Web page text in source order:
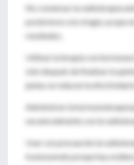
No comenzar la radioterapia
posteriores a la cirugía, ya que
resultados.
Utilizar la terapia con
sólo después de finalizar la
juntas se reducen la efectividad
Administrar la hormonoterapia
secuencialmente con la
Usar con precaución la
trastuzumab porque hay